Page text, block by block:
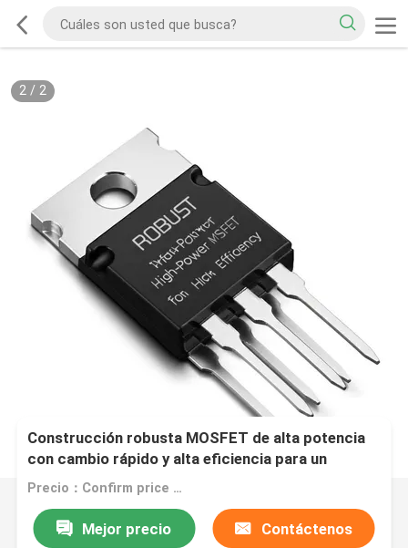
2/ 2
Construcción robusta MOSFET de alta potencia
con cambio rápido y alta eficiencia para un
rendimiento confiablePrecio：Confirm price based on product
Mejor precio Contáctenos